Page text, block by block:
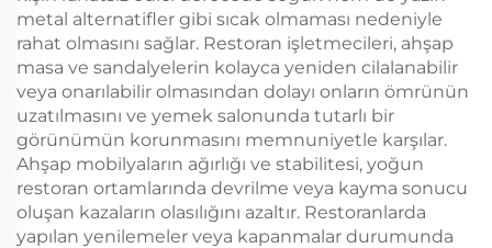
metal alternatifler gibi sıcak olmaması nedeniyle
rahat olmasını sağlar. Restoran işletmecileri, ahşap
masa ve sandalyelerin kolayca yeniden cilalanabilir
veya onarılabilir olmasından dolayı onların ömrünün
uzatılmasını ve yemek salonunda tutarlı bir
görünümün korunmasını memnuniyetle karşılar.
Ahşap mobilyaların ağırlığı ve stabilitesi, yoğun
restoran ortamlarında devrilme veya kayma sonucu
oluşan kazaların olasılığını azaltır. Restoranlarda
yapılan yenilemeler veya kapanmalar durumunda